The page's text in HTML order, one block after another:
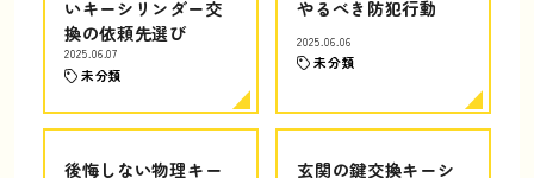
いキーシリンダー交
換の依頼先選び
2025.06.07
未分類
やるべき防犯行動
2025.06.06
未分類
後悔しない物理キー
玄関の鍵交換キーシ